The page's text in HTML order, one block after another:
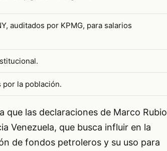
auditados por KPMG, para salarios
la población.
que las declaraciones de Marco Rubio
Venezuela, que busca influir en la
de fondos petroleros y su uso para